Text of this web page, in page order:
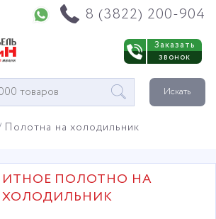
8 (3822) 200-904
Заказать
звонок
Искать
Полотна на холодильник
ПОЛОТНО НА
ХОЛОДИЛЬНИК